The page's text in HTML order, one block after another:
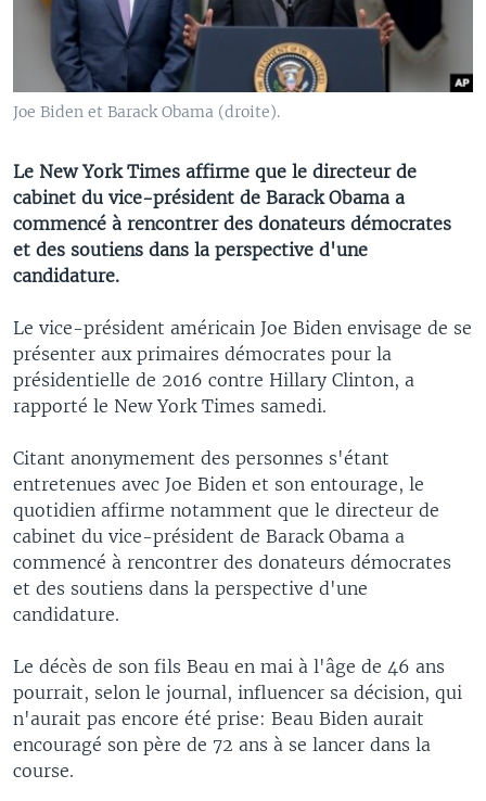
Joe Biden et Barack Obama (droite).
Le New York Times affirme que le directeur de
cabinet du vice-président de Barack Obama a
commencé à rencontrer des donateurs démocrates
et des soutiens dans la perspective d'une
candidature.
Le vice-président américain Joe Biden envisage de se
présenter aux primaires démocrates pour la
présidentielle de 2016 contre Hillary Clinton, a
rapporté le New York Times samedi.
Citant anonymement des personnes s'étant
entretenues avec Joe Biden et son entourage, le
quotidien affirme notamment que le directeur de
cabinet du vice-président de Barack Obama a
commencé à rencontrer des donateurs démocrates
et des soutiens dans la perspective d'une
candidature.
Le décès de son fils Beau en mai à l'âge de 46 ans
pourrait, selon le journal, influencer sa décision, qui
n'aurait pas encore été prise: Beau Biden aurait
encouragé son père de 72 ans à se lancer dans la
course.